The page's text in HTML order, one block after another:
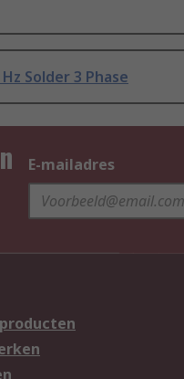
Hz Solder 3 Phase
E-mailadres
producten